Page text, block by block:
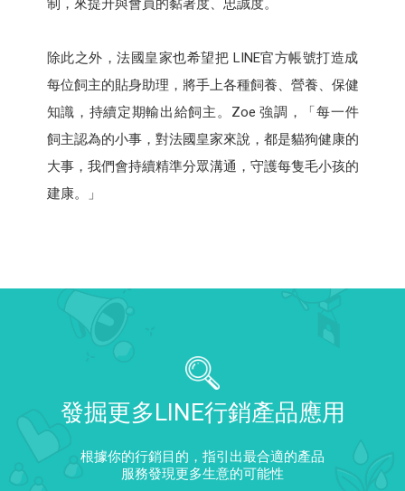
制，來提升與會員的黏著度、忠誠度。
除此之外，法國皇家也希望把 LINE官方帳號打造成
每位飼主的貼身助理，將手上各種飼養、營養、保健
知識，持續定期輸出給飼主。Zoe 強調，「每一件
飼主認為的小事，對法國皇家來說，都是貓狗健康的
大事，我們會持續精準分眾溝通，守護每隻毛小孩的
建康。」
發掘更多LINE行銷產品應用
根據你的行銷目的，指引出最合適的產品
服務發現更多生意的可能性